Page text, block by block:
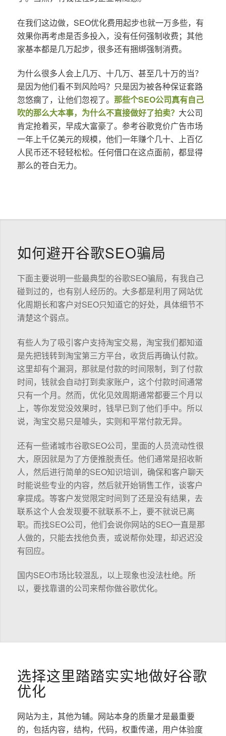
在我们这边做，SEO优化费用起步也就一万多些，有
效果你再考虑是否多投入，没有任何强制收费；其他
家基本都是几万起步，很多还有捆绑强制消费。
为什么很多人会上几万、十几万、甚至几十万的当？
是因为他们看不到风险吗？只是因为被各种保证套路
忽悠瘸了，让他们忽视了。 那些个SEO公司真有自己
吹的那么大本事，为什么不直接做好了拍卖？ 大公司
肯定抢着买，早成大富豪了。参考谷歌竞价广告市场
一年上千亿美元的规模，他们一年赚个几十、上百亿
人民币还不轻轻松松。任何借口在这点面前，都显得
那么的苍白无力。
如何避开谷歌SEO骗局
下面主要说明一些最典型的谷歌SEO骗局，有我自己
碰到过的，也有别人经历的。大多都是利用了网站优
化周期长和客户对SEO只知道它的好处，具体细节不
清楚这个弱点。
有些人为了吸引客户支持淘宝交易，淘宝我们都知道
是先把钱转到淘宝第三方平台，收货后再确认付款。
这里却有个漏洞，那就是付款的时间限制，到了付款
时间，钱就会自动打到卖家账户，这个付款时间通常
只有一个月。然而，优化见效周期通常都要三个月以
上，等你发觉没效果时，钱早已到了他们手中。所以
说，淘宝交易只是噱头，实则和平常付款无异。
还有一些诸城市谷歌SEO公司，里面的人员流动性很
大，原因就是为了方便推脱责任。他们通常是招收新
人，然后进行简单的SEO知识培训，确保和客户聊天
时能说些专业的内容，然后就开始销售工作，谈客户
拿提成。等客户发觉限定时间到了还是没有结果，去
联系这个人会发现要不就联系不上，要不就说已离
职。而找SEO公司，他们会说你网站的SEO一直是那
人做的，只能去找他负责，或说帮你处理，却迟迟没
有回应。
国内SEO市场比较混乱，以上现象也没法杜绝。所
以，要找靠谱的公司来帮你做谷歌优化。
选择这里踏踏实实地做好谷歌
优化
网站为主，其他为辅。网站本身的质量才是最重要
的，包括内容，结构，代码，权重传递，用户体验度